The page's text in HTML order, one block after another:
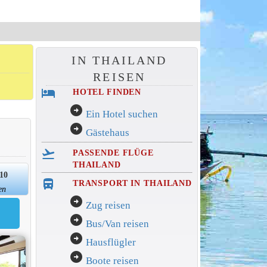
IN THAILAND
REISEN
hotel HOTEL FINDEN
arrow_circle_right Ein Hotel suchen
arrow_circle_right Gästehaus
flight_takeoff
PASSENDE FLÜGE
THAILAND
directions_bus_filled TRANSPORT IN THAILAND
arrow_circle_right Zug reisen
arrow_circle_right Bus/Van reisen
arrow_circle_right Hausflügler
arrow_circle_right Boote reisen